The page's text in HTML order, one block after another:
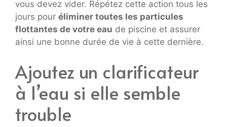
vous devez vider. Répétez cette action tous les
jours pour éliminer toutes les particules
flottantes de votre eau de piscine et assurer
ainsi une bonne durée de vie à cette dernière.
Ajoutez un clarificateur
à l’eau si elle semble
trouble